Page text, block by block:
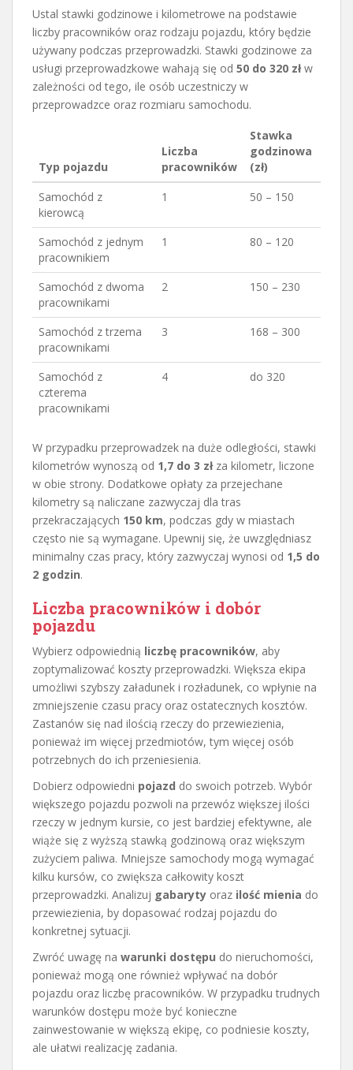
Ustal stawki godzinowe i kilometrowe na podstawie
liczby pracowników oraz rodzaju pojazdu, który będzie
używany podczas przeprowadzki. Stawki godzinowe za
usługi przeprowadzkowe wahają się od 50 do 320 złw
zależności od tego, ile osób uczestniczy w
przeprowadzce oraz rozmiaru samochodu.
Typ pojazdu
Liczba
pracowników
Stawka
godzinowa
(zł)
Samochód z
kierowcą
1 50 – 150
Samochód z jednym
pracownikiem
1 80 – 120
Samochód z dwoma
pracownikami
2 150 – 230
Samochód z trzema
pracownikami
3 168 – 300
Samochód z
czterema
pracownikami
4 do 320
W przypadku przeprowadzek na duże odległości, stawki
kilometrów wynoszą od 1,7 do 3 złza kilometr, liczone
w obie strony. Dodatkowe opłaty za przejechane
kilometry są naliczane zazwyczaj dla tras
przekraczających 150 km, podczas gdy w miastach
często nie są wymagane. Upewnij się, że uwzględniasz
minimalny czas pracy, który zazwyczaj wynosi od 1,5 do
2 godzin.
Liczba pracowników i dobór
pojazdu
Wybierz odpowiednią liczbę pracowników, aby
zoptymalizować koszty przeprowadzki. Większa ekipa
umożliwi szybszy załadunek i rozładunek, co wpłynie na
zmniejszenie czasu pracy oraz ostatecznych kosztów.
Zastanów się nad ilością rzeczy do przewiezienia,
ponieważ im więcej przedmiotów, tym więcej osób
potrzebnych do ich przeniesienia.
Dobierz odpowiedni pojazd do swoich potrzeb. Wybór
większego pojazdu pozwoli na przewóz większej ilości
rzeczy w jednym kursie, co jest bardziej efektywne, ale
wiąże się z wyższą stawką godzinową oraz większym
zużyciem paliwa. Mniejsze samochody mogą wymagać
kilku kursów, co zwiększa całkowity koszt
przeprowadzki. Analizuj gabaryty oraz ilość mienia do
przewiezienia, by dopasować rodzaj pojazdu do
konkretnej sytuacji.
Zwróć uwagę na warunki dostępu do nieruchomości,
ponieważ mogą one również wpływać na dobór
pojazdu oraz liczbę pracowników. W przypadku trudnych
warunków dostępu może być konieczne
zainwestowanie w większą ekipę, co podniesie koszty,
ale ułatwi realizację zadania.